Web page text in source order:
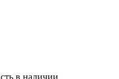
в наличии